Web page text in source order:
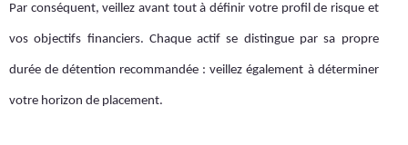
Par conséquent, veillez avant tout à définir votre profil de risque et
vos objectifs financiers. Chaque actif se distingue par sa propre
durée de détention recommandée : veillez également à déterminer
votre horizon de placement.